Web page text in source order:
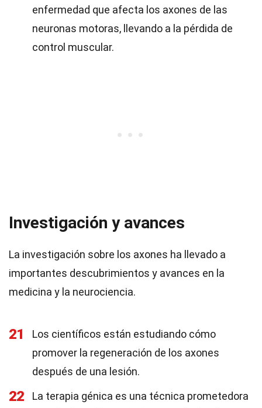
enfermedad que afecta los axones de las
neuronas motoras, llevando a la pérdida de
control muscular.
Investigación y avances
La investigación sobre los axones ha llevado a
importantes descubrimientos y avances en la
medicina y la neurociencia.
21
Los científicos están estudiando cómo
promover la regeneración de los axones
después de una lesión.
22
La terapia génica es una técnica prometedora